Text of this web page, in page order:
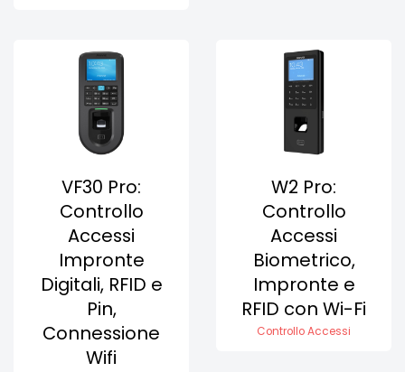
VF30 Pro:
Controllo
Accessi
Impronte
Digitali, RFID e
Pin,
Connessione
Wifi
W2 Pro:
Controllo
Accessi
Biometrico,
Impronte e
RFID con Wi-Fi
Controllo Accessi